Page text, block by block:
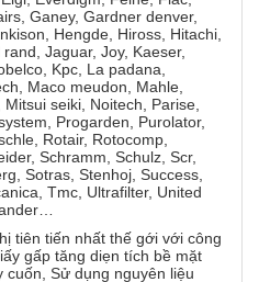
Ganey, Gardner denver,
Hengde, Hiross, Hitachi,
Jaguar, Joy, Kaeser,
Kpc, La padana,
Maco meudon, Mahle,
seiki, Noitech, Parise,
Progarden, Purolator,
Rotair, Rotocomp,
Schramm, Schulz, Scr,
Sotras, Stenhoj, Success,
Tmc, Ultrafilter, United
tiên tiến nhất thế gới với công
gấp tăng diẹn tích bề mặt
Sử dụng nguyên liệu